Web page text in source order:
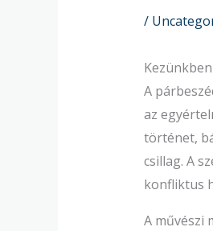
/
A
az
történet,
csillag. A
konfliktus
A művészi